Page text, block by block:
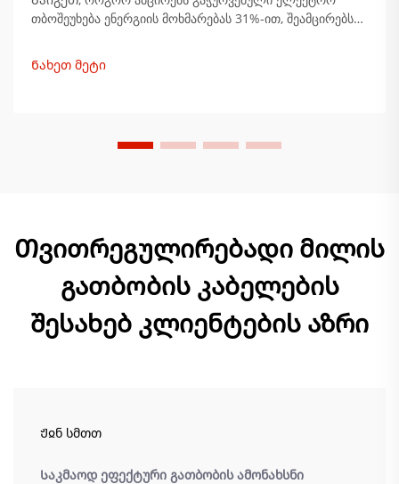
თბოშეუხება ენერგიის მოხმარებას 31%-ით, შეამცირებს
მილიარდ დოლარს წლიურ დანაკარგებს. გაიგეთ
შესაბამისი შემოსავლის მაჩვენებელი და გამძლეობის
Ნახეთ მეტი
Თვითრეგულირებადი მილის
გათბობის კაბელების
შესახებ კლიენტების აზრი
Ჟჲნ სმთთ
Საკმაოდ ეფექტური გათბობის ამონახსნი